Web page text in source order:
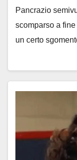
Pancrazio
scomparso a
un certo